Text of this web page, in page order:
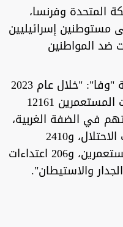
المتحدة وفرنسا،
مستوطنين إسرائيليين
ضد المواطنين
ووفق وكالة الأنباء الفلسطينية "وفا": "خلال عام 2023
نفذت قوات الاحتلال وميليشيات المستعمرين 12161
في الضفة الغربية،
بينها 9751 اعتداء نفذتها قوات الاحتلال، و2410
اعتداءات نفذتها ميليشيات المستعمرين، و206 اعتداءات
والاستيطان".